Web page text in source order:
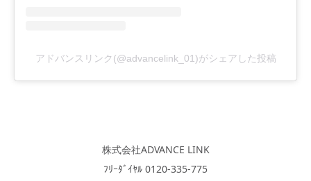
アドバンスリンク(@advancelink_01)がシェアした投稿
株式会社ADVANCE LINK
ﾌﾘｰﾀﾞｲﾔﾙ 0120-335-775